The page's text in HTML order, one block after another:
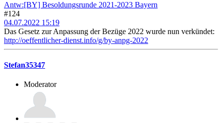
Antw:[BY] Besoldungsrunde 2021-2023 Bayern
#124
04.07.2022 15:19
Das Gesetz zur Anpassung der Bezüge 2022 wurde nun verkündet:
http://oeffentlicher-dienst.info/g/by-anpg-2022
Stefan35347
Moderator